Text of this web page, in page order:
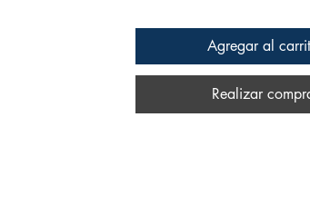
Agregar al
Realizar